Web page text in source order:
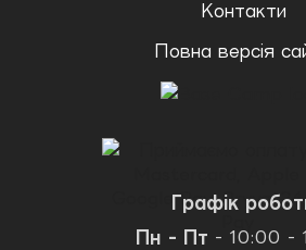
Контакти
Повна версія
Графік
Пн - Пт - 10:00 -